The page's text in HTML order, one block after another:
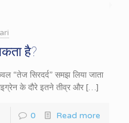
है?
“तेज सिरदर्द” समझ लिया जाता
के दौरे इतने तीव्र और […]
0 Read more